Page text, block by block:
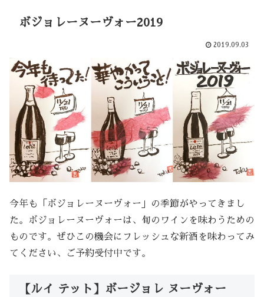
ボジョレーヌーヴォー2019
2019.09.03
今年も「ボジョレーヌーヴォー」の季節がやってきまし
た。ボジョレーヌーヴォーは、旬のワインを味わうための
ものです。ぜひこの機会にフレッシュな新酒を味わってみ
てください、ご予約受付中です。
【ルイ テット】ボージョレ ヌーヴォー